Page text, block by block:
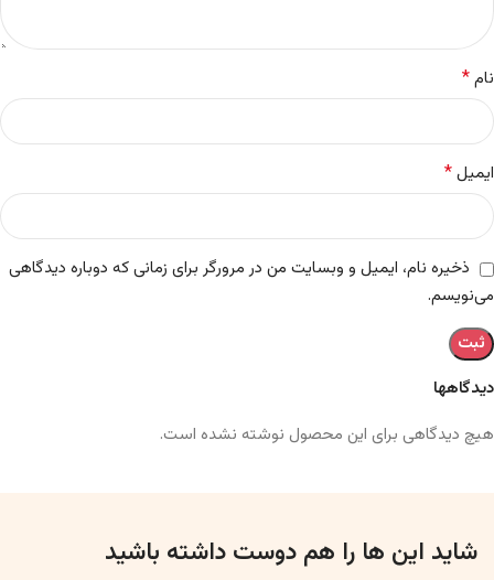
دیدگاهها
هیچ دیدگاهی برای این محصول نوشته نشده است.
نام*
ایمیل*
ذخیره نام، ایمیل و وبسایت من در مرورگر برای زمانی که دوباره دیدگاهی
می‌نویسم.
شاید این ها را هم دوست داشته باشید